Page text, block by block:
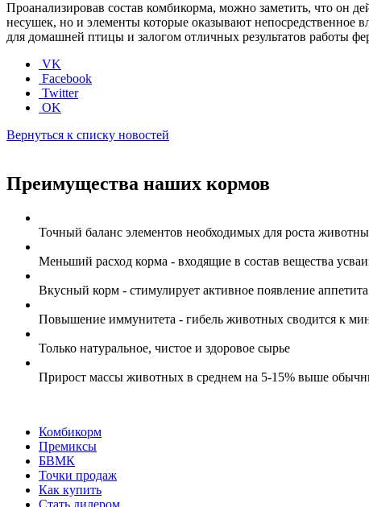
Проанализировав состав комбикорма, можно заметить, что он
несушек, но и элементы которые оказывают непосредственное
для домашней птицы и залогом отличных результатов работы
VK
Facebook
Twitter
OK
Вернуться к списку новостей
Преимущества наших кормов
Точный баланс элементов необходимых для роста
Меньший расход корма - входящие в состав вещества
Вкусный корм - стимулирует активное появление аппетита
Повышение иммунитета - гибель животных сводится к
Только натуральное, чистое и здоровое сырье
Прирост массы животных в среднем на 5-15% выше
Комбикорм
Премиксы
БВМК
Точки продаж
Как купить
Стать дилером